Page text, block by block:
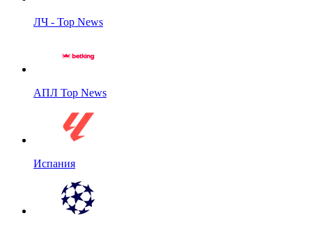
ЛЧ - Top News
АПЛ Top News
Испания